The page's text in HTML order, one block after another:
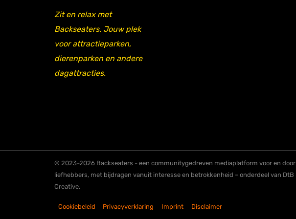
Zit en relax met
Backseaters. Jouw plek
voor attractieparken,
dierenparken en andere
dagattracties.
© 2023-2026 Backseaters - een communitygedreven mediaplatform voor en door
liefhebbers, met bijdragen vanuit interesse en betrokkenheid – onderdeel van DtB
Creative.
Cookiebeleid Privacyverklaring Imprint Disclaimer